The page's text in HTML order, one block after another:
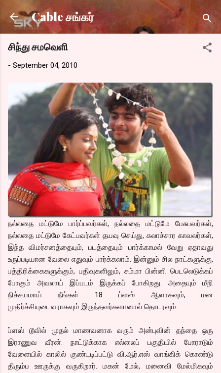
Skip to main content
Cable சங்கர்
சிந்து சமவெளி
- September 04, 2010
நல்லதை மட்டுமே பார்ப்பவர்கள், நல்லதை மட்டுமே பேசுபவர்கள்,
நல்லதை மட்டுமே கேட்பவர்கள் தயவு செய்து, கலாச்சார காவலர்கள்,
இந்த விமர்சனத்தையும், படத்தையும் பார்க்காமல் வேறு ஏதாவது
உருப்படியான வேலை எதுவும் பார்க்கலாம். இன்னும் சில நாட்களுக்கு,
பத்திரிக்கைகளுக்கும், பதிவுகளிலும், சும்மா பின்னி பெடலெடுக்கப்
போகும் அவலாய் இப்படம் இருக்கப் போகிறது. அதையும் மீறி
நிச்சயமாய் நீங்கள் 18 ப்ளஸ் ஆளாகவும், மன
முதிர்ச்சியுடைவராகவும் இருந்தவர்களானால் தொடரவும்.
ப்ளஸ் டூவில் முதல் மாணவனாக வரும் அன்புவின் தந்தை ஒரு
இராணுவ வீரன். நாட்டுக்காக எல்லைப் பகுதியில் போராடும்
வேளையில் காலில் குண்டடிப்பட்டு வி.ஆர்.எஸ் வாங்கிக் கொண்டு
திரும்ப ஊருக்கு வருகிறார். மகன் மேல், மனைவி மேல்மிகவும்